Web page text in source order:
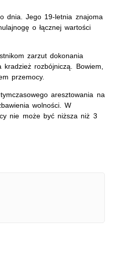
dnia. Jego 19-letnia znajoma
o łącznej wartości
zarzut dokonania
rozbójniczą. Bowiem,
przemocy.
aresztowania na
wolności. W
nie może być niższa niż 3